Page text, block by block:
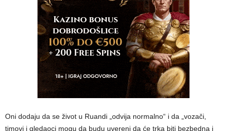
Oni dodaju da se život u Ruandi „odvija normalno“ i da „vozači,
timovi i gledaoci mogu da budu uvereni da će trka biti bezbedna i